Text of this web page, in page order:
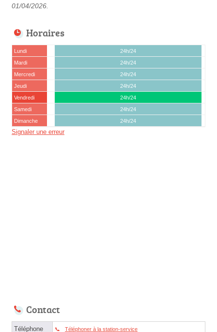
01/04/2026.
Horaires
Lundi
24h/24
Mardi
24h/24
Mercredi
24h/24
Jeudi
24h/24
Vendredi
24h/24
Samedi
24h/24
Dimanche
24h/24
Signaler une erreur
Contact
Téléphone Téléphoner à la station-service